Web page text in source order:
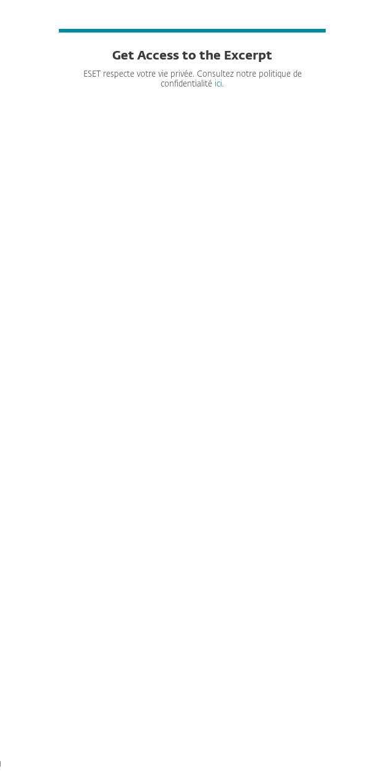
Get Access to the Excerpt
ESET respecte votre vie privée. Consultez notre politique de
confidentialité ici.